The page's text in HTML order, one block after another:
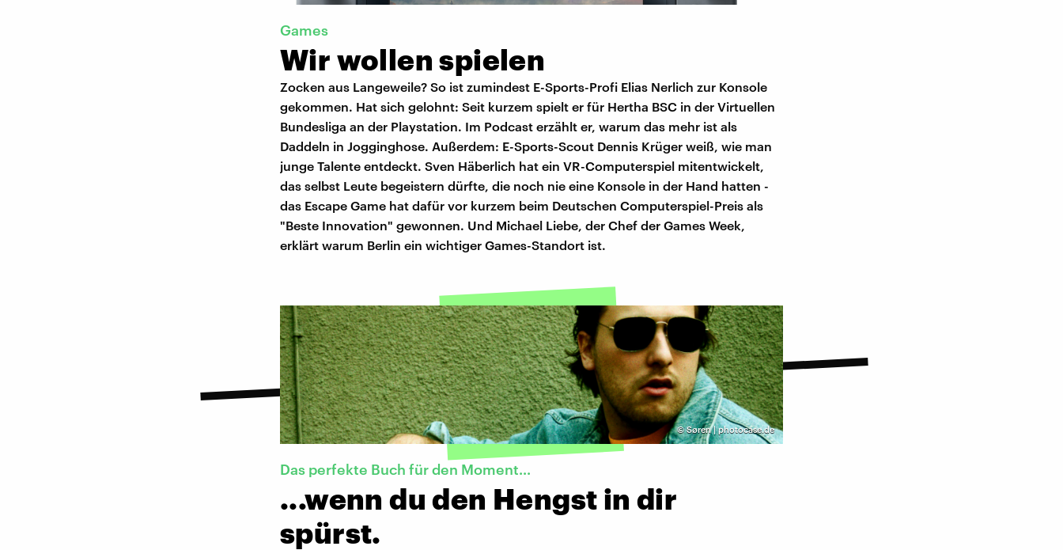
Games
Wir wollen spielen
Zocken aus Langeweile? So ist zumindest E-Sports-Profi Elias Nerlich zur Konsole
gekommen. Hat sich gelohnt: Seit kurzem spielt er für Hertha BSC in der Virtuellen
Bundesliga an der Playstation. Im Podcast erzählt er, warum das mehr ist als
Daddeln in Jogginghose. Außerdem: E-Sports-Scout Dennis Krüger weiß, wie man
junge Talente entdeckt. Sven Häberlich hat ein VR-Computerspiel mitentwickelt,
das selbst Leute begeistern dürfte, die noch nie eine Konsole in der Hand hatten -
das Escape Game hat dafür vor kurzem beim Deutschen Computerspiel-Preis als
"Beste Innovation" gewonnen. Und Michael Liebe, der Chef der Games Week,
erklärt warum Berlin ein wichtiger Games-Standort ist.
©Søren | photocase.de
Das perfekte Buch für den Moment...
...wenn du den Hengst in dir
spürst.